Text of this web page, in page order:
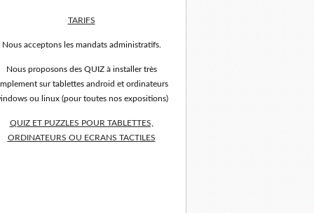
TARIFS
Nous acceptons les mandats administratifs.
Nous proposons des QUIZ à installer très
sur tablettes android et ordinateurs
ou linux (pour toutes nos expositions)
QUIZ ET PUZZLES POUR TABLETTES,
ORDINATEURS OU ECRANS TACTILES